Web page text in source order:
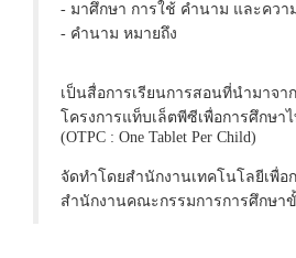
- มาศึกษา การใช้ คำนาม และควา
- คำนาม หมายถึง
เป็นสื่อการเรียนการสอนที่นำมาจาก
โครงการแท็บเล็ตพีซีเพื่อการศึกษา
(OTPC : One Tablet Per Child)
จัดทำโดยสำนักงานเทคโนโลยีเพื่อ
สำนักงานคณะกรรมการการศึกษา